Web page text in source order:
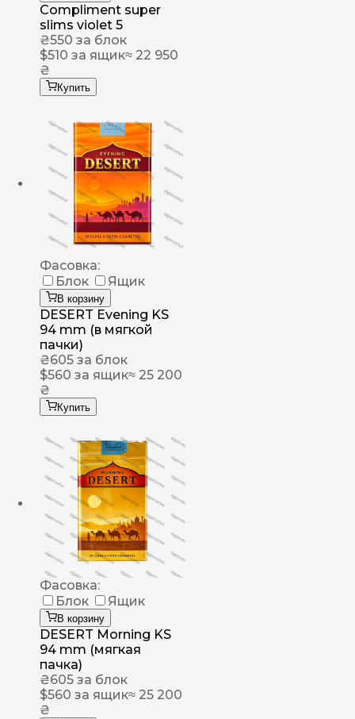
Compliment super
slims violet 5
₴550 за блок
$510 за ящик≈ 22 950
₴
Купить
Фасовка:
Блок
Ящик
В корзину
DESERT Evening KS
94 mm (в мягкой
пачки)
₴605 за блок
$560 за ящик≈ 25 200
₴
Купить
Фасовка:
Блок
Ящик
В корзину
DESERT Morning KS
94 mm (мягкая
пачка)
₴605 за блок
$560 за ящик≈ 25 200
₴